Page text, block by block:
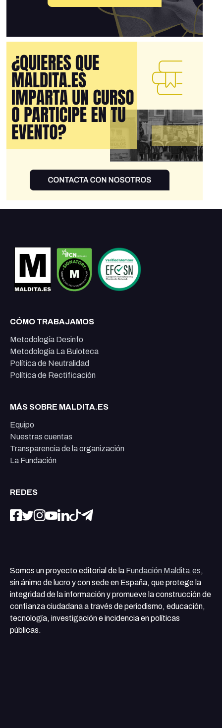
CÓMO TRABAJAMOS
Metodología Desinfo
Metodología La Buloteca
Política de Neutralidad
Política de Rectificación
MÁS SOBRE MALDITA.ES
Equipo
Nuestras cuentas
Transparencia de la organización
La Fundación
REDES
Somos un proyecto editorial de la Fundación Maldita.es,
sin ánimo de lucro y con sede en España, que protege la
integridad de la información y promueve la construcción de
confianza ciudadana a través de periodismo, educación,
tecnología, investigación e incidencia en políticas
públicas.